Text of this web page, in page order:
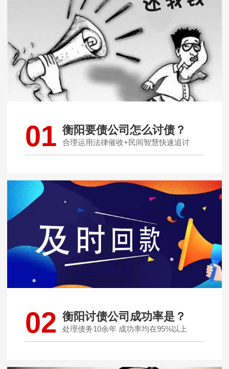
01 衡阳要债公司怎么讨债？
合理运用法律催收+民间智慧快速追讨
02 衡阳讨债公司成功率是？
处理债务10余年 成功率均在95%以上